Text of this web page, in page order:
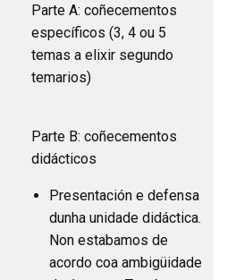
Parte A: coñecementos
específicos (3, 4 ou 5
temas a elixir segundo
temarios)
Parte B: coñecementos
didácticos
Presentación e defensa
dunha unidade didáctica.
Non estabamos de
acordo coa ambigüidade